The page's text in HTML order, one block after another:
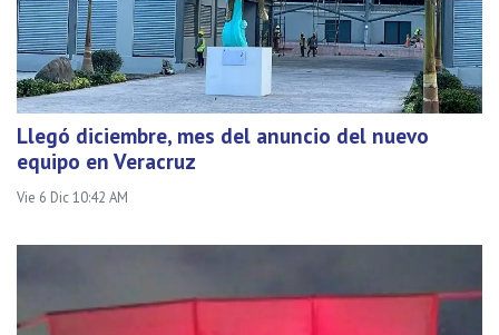
Llegó diciembre, mes del anuncio del nuevo
equipo en Veracruz
Vie 6 Dic 10:42 AM